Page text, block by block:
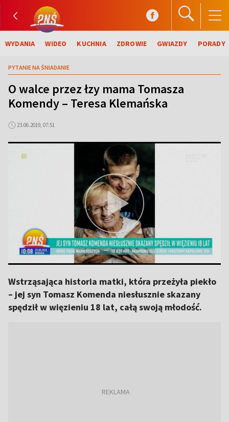
WYDANIA WIDEO KUCHNIA ZDROWIE GWIAZDY PORADY
PYTANIE NA ŚNIADANIE
O walce przez łzy mama Tomasza
Komendy – Teresa Klemańska
23.06.2019, 07:51
Wstrząsająca historia matki, która przeżyła piekło
– jej syn Tomasz Komenda niesłusznie skazany
spędził w więzieniu 18 lat, całą swoją młodość.